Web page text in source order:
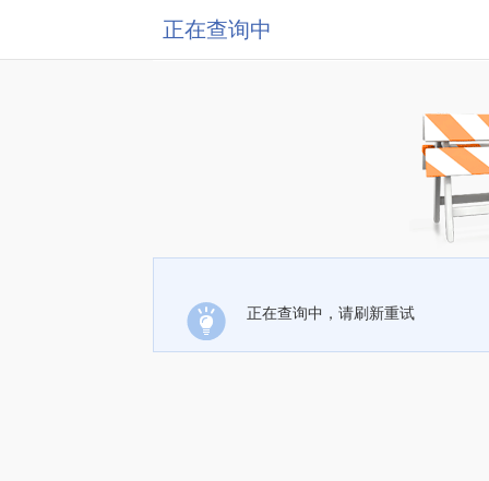
正在查询中
正在查询中，请刷新重试